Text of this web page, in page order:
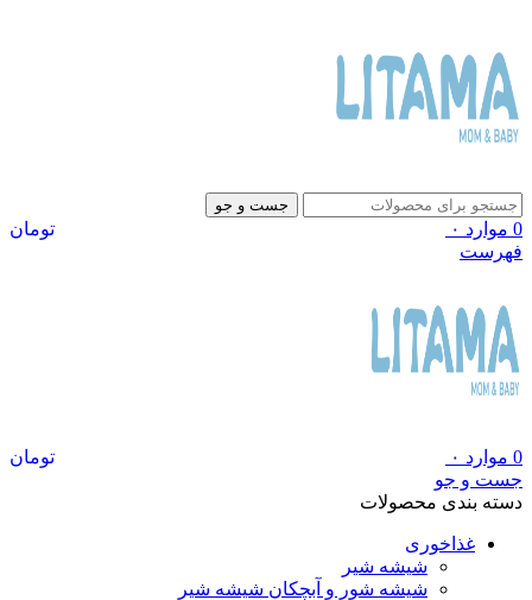
جست و جو
0 موارد ۰
تومان
فهرست
0 موارد ۰
تومان
جست و جو
دسته بندی محصولات
غذاخوری
شیشه شیر
شیشه ‌شور و آبچکان شیشه‌ شیر